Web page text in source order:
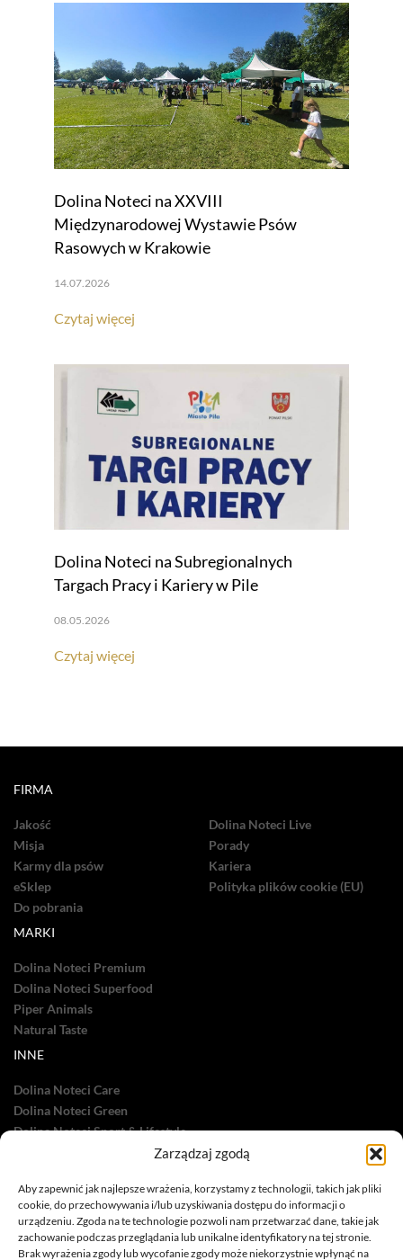
Zarządzaj zgodą
Aby zapewnić jak najlepsze wrażenia, korzystamy z technologii, takich jak pliki
cookie, do przechowywania i/lub uzyskiwania dostępu do informacji o
urządzeniu. Zgoda na te technologie pozwoli nam przetwarzać dane, takie jak
zachowanie podczas przeglądania lub unikalne identyfikatory na tej stronie.
Brak wyrażenia zgody lub wycofanie zgody może niekorzystnie wpłynąć na
Dolina Noteci na XXVIII
Międzynarodowej Wystawie Psów
Rasowych w Krakowie
14.07.2026
Czytaj więcej
Dolina Noteci na Subregionalnych
Targach Pracy i Kariery w Pile
08.05.2026
Czytaj więcej
FIRMA
Jakość
Misja
Karmy dla psów
eSklep
Do pobrania
Dolina Noteci Live
Porady
Kariera
Polityka plików cookie (EU)
MARKI
Dolina Noteci Premium
Dolina Noteci Superfood
Piper Animals
Natural Taste
INNE
Dolina Noteci Care
Dolina Noteci Green
Dolina Noteci Sport & Lifestyle